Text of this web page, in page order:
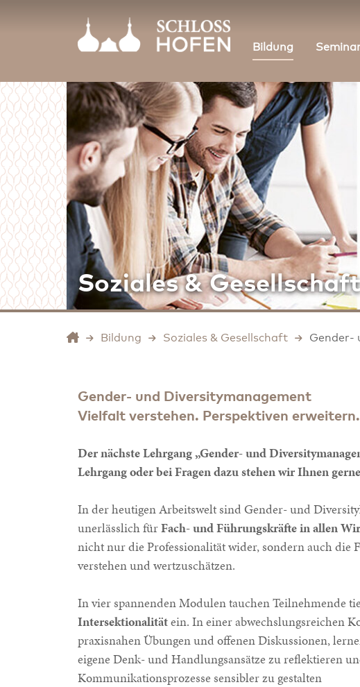
Bildung
Soziales &
Bildung Soziales & Gesellschaft Gender-
Gender- und Diversitymanagement
Vielfalt verstehen. Perspektiven
Der nächste Lehrgang „Gender- und
Lehrgang oder bei Fragen dazu stehen wir Ihnen
In der heutigen Arbeitswelt sind Gender- und
unerlässlich fürFach- und Führungskräfte in allen
nicht nur die Professionalität wider, sondern auch die
verstehen und wertzuschätzen.
In vier spannenden Modulen tauchen Teilnehmende
Intersektionalitätein. In einer abwechslungsreichen
praxisnahen Übungen und offenen Diskussionen,
eigene Denk- und Handlungsansätze zu reflektieren
Kommunikationsprozesse sensibler zu gestalten